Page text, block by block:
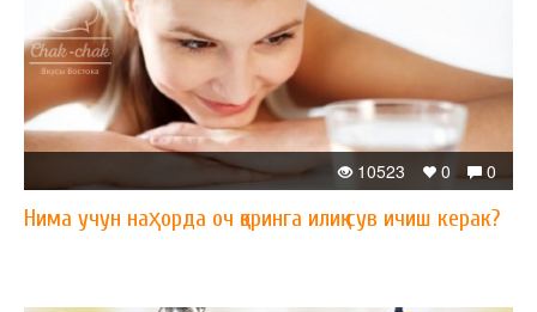
0
0
10523
Нима учун наҳорда оч қоринга илиқ сув ичиш керак?